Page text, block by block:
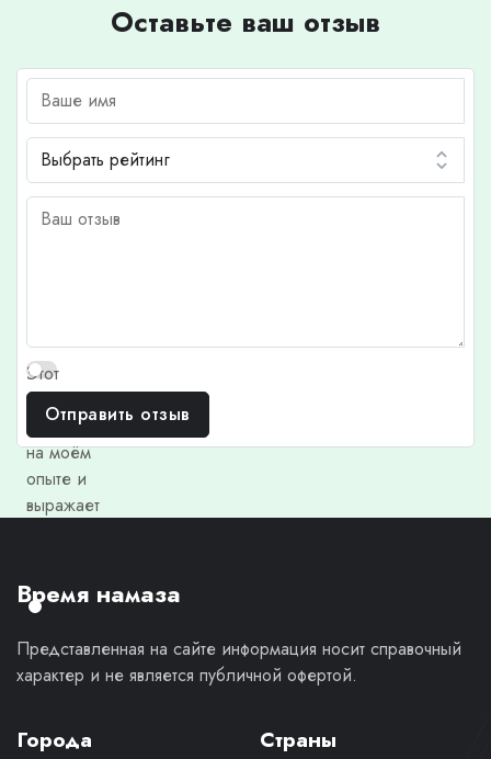
Оставьте ваш отзыв
Этот
отзыв
основан
на моём
опыте и
выражает
мнение.
Отправить отзыв
Время намаза
Представленная на сайте информация носит справочный
характер и не является публичной офертой.
Города Страны